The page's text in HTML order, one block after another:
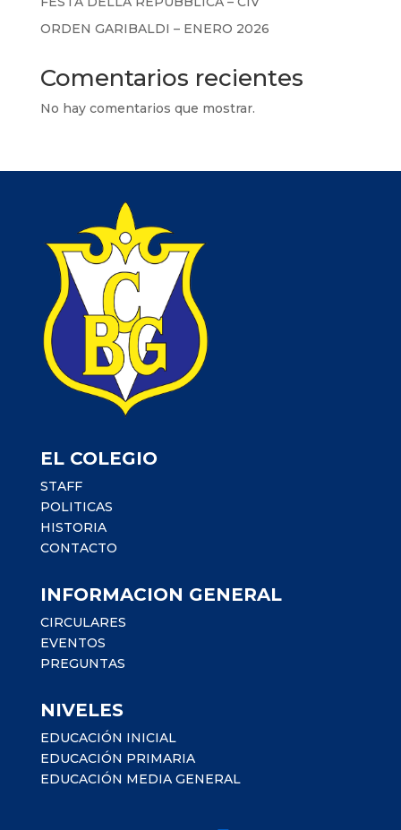
ORDEN GARIBALDI – ENERO 2026
Comentarios recientes
No hay comentarios que mostrar.
EL COLEGIO
STAFF
POLITICAS
HISTORIA
CONTACTO
INFORMACION GENERAL
CIRCULARES
EVENTOS
PREGUNTAS
NIVELES
EDUCACIÓN INICIAL
EDUCACIÓN PRIMARIA
EDUCACIÓN MEDIA GENERAL